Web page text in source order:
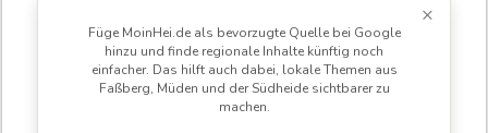
×
Füge MoinHei.de als bevorzugte Quelle bei Google
hinzu und finde regionale Inhalte künftig noch
einfacher. Das hilft auch dabei, lokale Themen aus
Faßberg, Müden und der Südheide sichtbarer zu
machen.